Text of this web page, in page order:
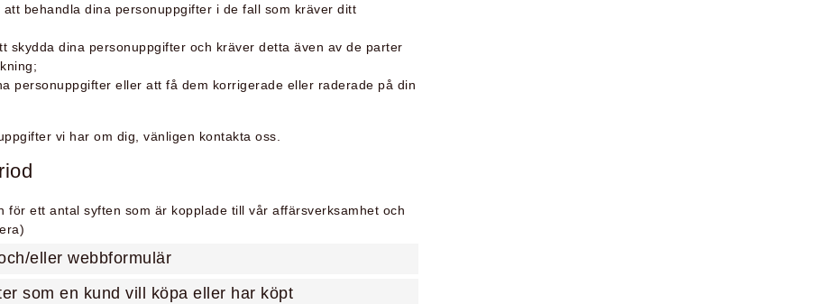
behandla dina personuppgifter i de fall som kräver ditt
skydda dina personuppgifter och kräver detta även av de parter
personuppgifter eller att få dem korrigerade eller raderade på din
vi har om dig, vänligen kontakta oss.
ett antal syften som är kopplade till vår affärsverksamhet och
eller webbformulär
som en kund vill köpa eller har köpt